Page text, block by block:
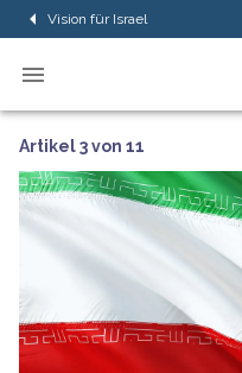
Vision für Israel
Artikel 3 von 11